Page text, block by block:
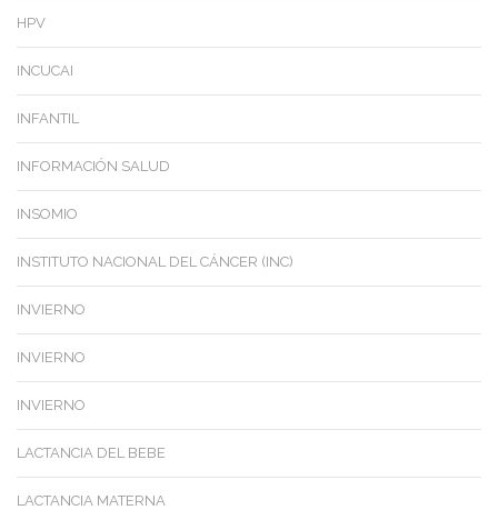
HPV
INCUCAI
INFANTIL
INFORMACIÓN SALUD
INSOMIO
INSTITUTO NACIONAL DEL CÁNCER (INC)
INVIERNO
INVIERNO
INVIERNO
LACTANCIA DEL BEBE
LACTANCIA MATERNA